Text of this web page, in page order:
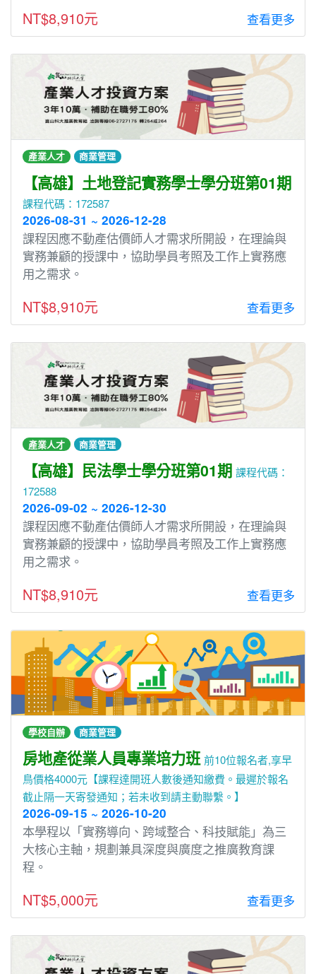
NT$8,910元 查看更多
產業人才 商業管理
【高雄】土地登記實務學士學分班第01期
課程代碼：172587
2026-08-31 ~ 2026-12-28
課程因應不動產估價師人才需求所開設，在理論與
實務兼顧的授課中，協助學員考照及工作上實務應
用之需求。
NT$8,910元 查看更多
產業人才 商業管理
【高雄】民法學士學分班第01期 課程代碼：
172588
2026-09-02 ~ 2026-12-30
課程因應不動產估價師人才需求所開設，在理論與
實務兼顧的授課中，協助學員考照及工作上實務應
用之需求。
NT$8,910元 查看更多
學校自辦 商業管理
房地產從業人員專業培力班 前10位報名者,享早
鳥價格4000元【課程達開班人數後通知繳費。最遲於報名
截止隔一天寄發通知；若未收到請主動聯繫。】
2026-09-15 ~ 2026-10-20
本學程以「實務導向、跨域整合、科技賦能」為三
大核心主軸，規劃兼具深度與廣度之推廣教育課
程。
NT$5,000元 查看更多